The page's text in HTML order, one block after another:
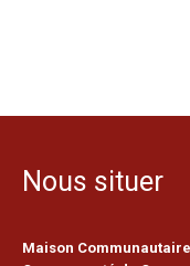
Nous situer
Maison